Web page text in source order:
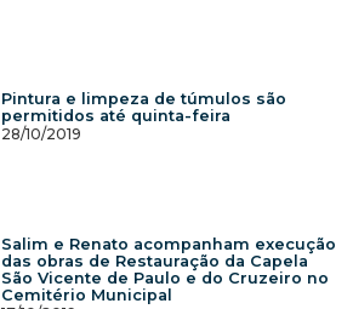
Pintura e limpeza de túmulos são
permitidos até quinta-feira
28/10/2019
Salim e Renato acompanham execução
das obras de Restauração da Capela
São Vicente de Paulo e do Cruzeiro no
Cemitério Municipal